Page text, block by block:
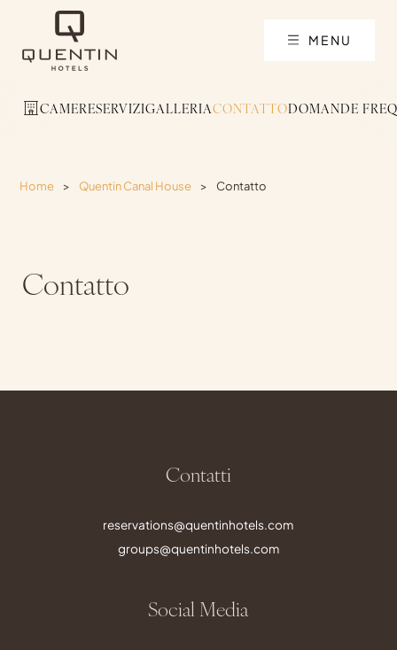
MENU
CAMERESERVIZIGALLERIACONTATTODOMANDE
Home > Quentin Canal House > Contatto
Contatto
Contatti
reservations@quentinhotels.com
groups@quentinhotels.com
Social Media